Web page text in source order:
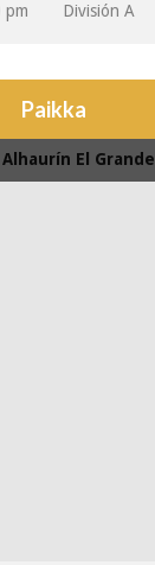
pm División A
Paikka
El Grande